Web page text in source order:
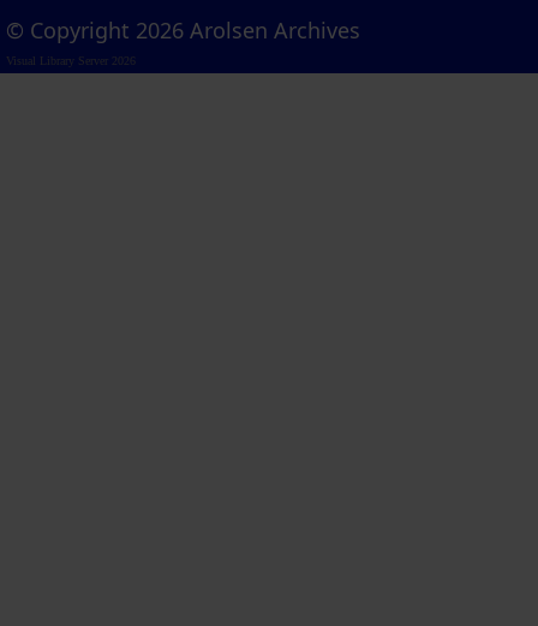
© Copyright 2026 Arolsen Archives
Visual Library Server 2026